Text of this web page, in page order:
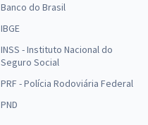
Banco do Brasil
IBGE
INSS - Instituto Nacional do
Seguro Social
PRF - Polícia Rodoviária Federal
PND